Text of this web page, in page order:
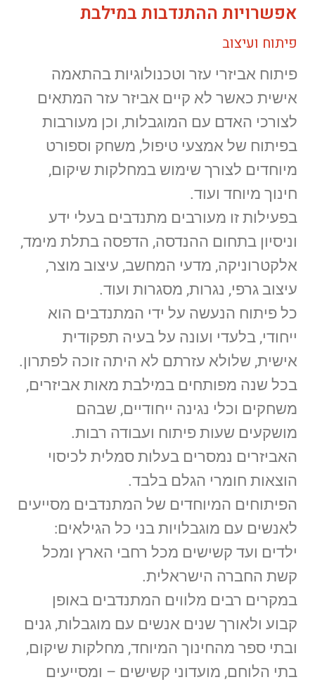
אפשרויות ההתנדבות במילבת
פיתוח ועיצוב
פיתוח אביזרי עזר וטכנולוגיות בהתאמה
אישית כאשר לא קיים אביזר עזר המתאים
לצורכי האדם עם המוגבלות, וכן מעורבות
בפיתוח של אמצעי טיפול, משחק וספורט
מיוחדים לצורך שימוש במחלקות שיקום,
חינוך מיוחד ועוד.
בפעילות זו מעורבים מתנדבים בעלי ידע
וניסיון בתחום ההנדסה, הדפסה בתלת מימד,
אלקטרוניקה, מדעי המחשב, עיצוב מוצר,
עיצוב גרפי, נגרות, מסגרות ועוד.
כל פיתוח הנעשה על ידי המתנדבים הוא
ייחודי, בלעדי ועונה על בעיה תפקודית
אישית, שלולא עזרתם לא היתה זוכה לפתרון.
בכל שנה מפותחים במילבת מאות אביזרים,
משחקים וכלי נגינה ייחודיים, שבהם
מושקעים שעות פיתוח ועבודה רבות.
האביזרים נמסרים בעלות סמלית לכיסוי
הוצאות חומרי הגלם בלבד.
הפיתוחים המיוחדים של המתנדבים מסייעים
לאנשים עם מוגבלויות בני כל הגילאים:
ילדים ועד קשישים מכל רחבי הארץ ומכל
קשת החברה הישראלית.
במקרים רבים מלווים המתנדבים באופן
קבוע ולאורך שנים אנשים עם מוגבלות, גנים
ובתי ספר מהחינוך המיוחד, מחלקות שיקום,
בתי הלוחם, מועדוני קשישים – ומסייעים